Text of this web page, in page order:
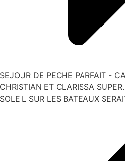
SEJOUR DE PECHE PARFAIT -
CHRISTIAN ET CLARISSA
SOLEIL SUR LES BATEAUX